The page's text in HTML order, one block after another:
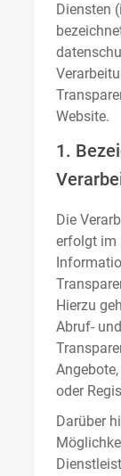
Diensten
Website.
1.
Die
erfolgt im
Hierzu
Abruf-
oder
Darüber